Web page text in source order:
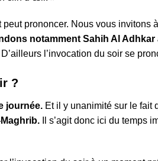
prononcer. Nous vous
notamment Sahih Al
l’invocation du soir se
?
journée. Et il y unanimité sur le fait
Il s’agit donc ici du temps